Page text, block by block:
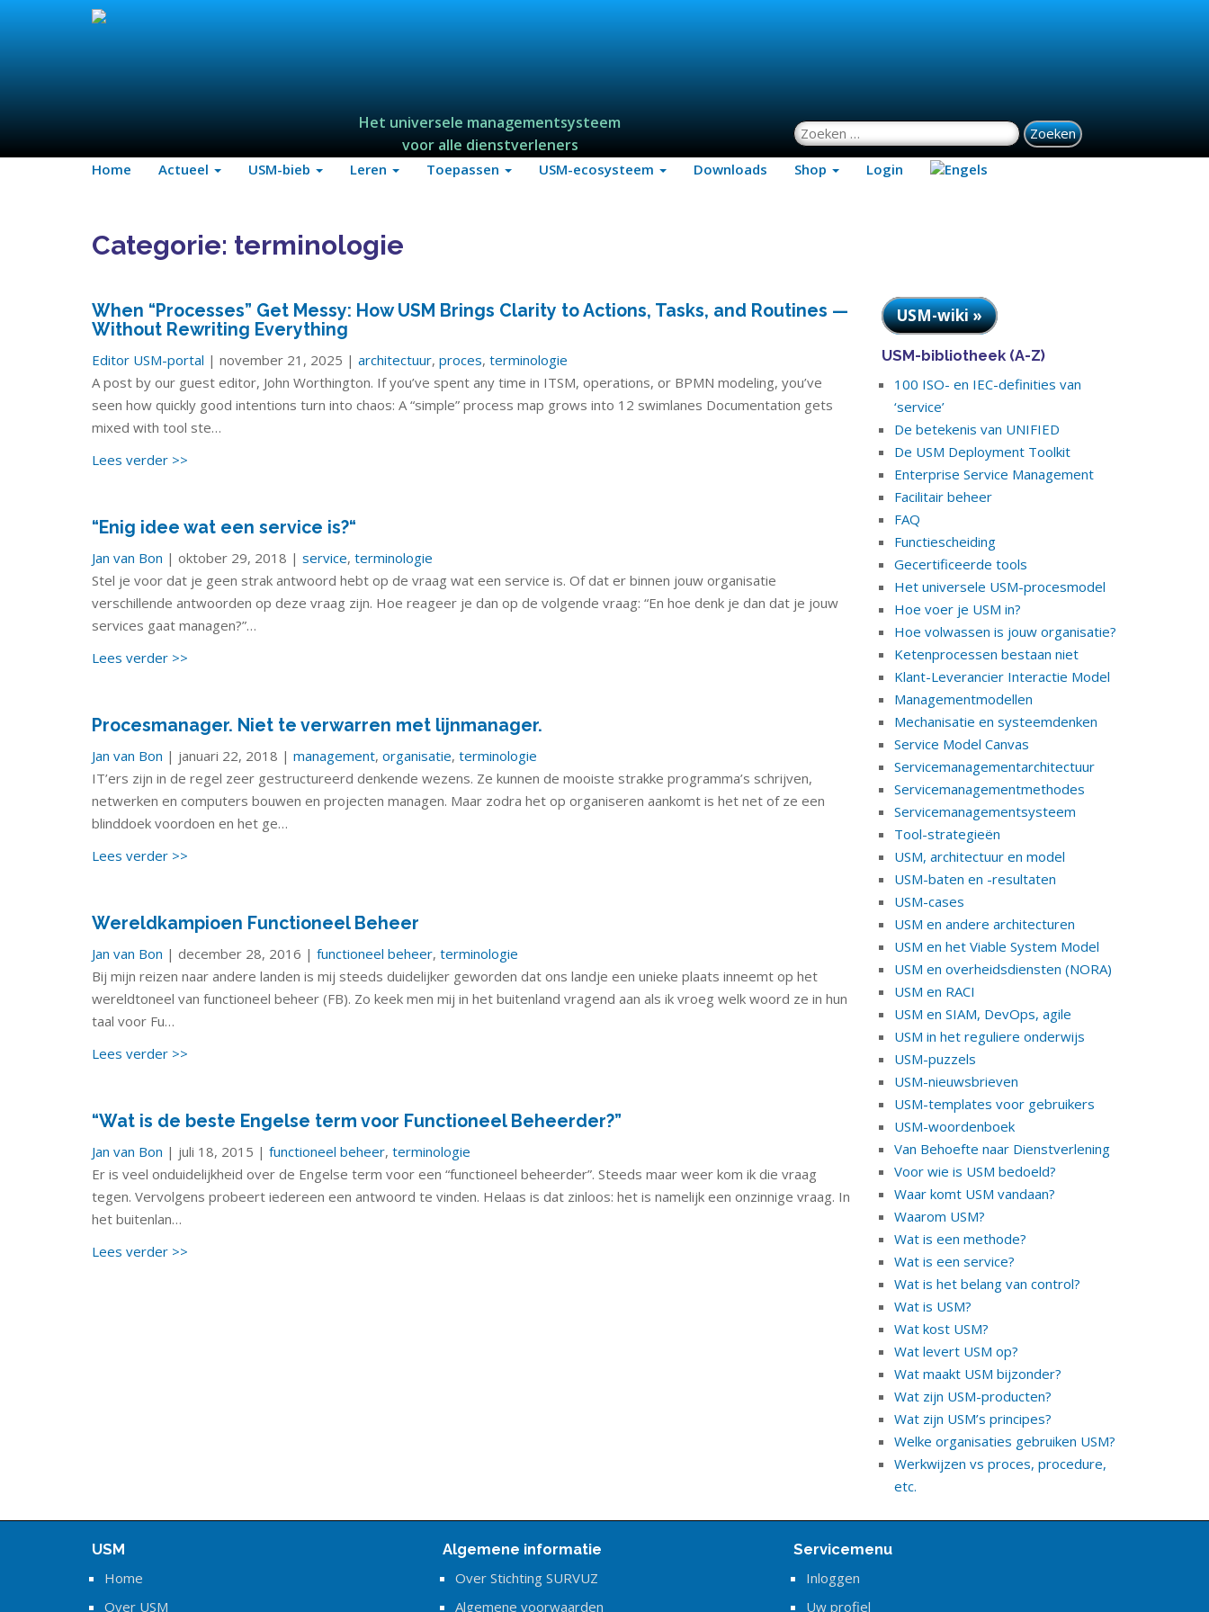
Het universele managementsysteem
voor alle dienstverleners
Zoeken naar:
Home Actueel USM-bieb Leren Toepassen USM-ecosysteem Downloads Shop Login
Categorie: terminologie
When “Processes” Get Messy: How USM Brings Clarity to Actions, Tasks, and Routines —
Without Rewriting Everything
Editor USM-portal | november 21, 2025 | architectuur, proces, terminologie
A post by our guest editor, John Worthington. If you’ve spent any time in ITSM, operations, or BPMN modeling, you’ve
seen how quickly good intentions turn into chaos: A “simple” process map grows into 12 swimlanes Documentation gets
mixed with tool ste…
Lees verder >>
“Enig idee wat een service is?“
Jan van Bon | oktober 29, 2018 | service, terminologie
Stel je voor dat je geen strak antwoord hebt op de vraag wat een service is. Of dat er binnen jouw organisatie
verschillende antwoorden op deze vraag zijn. Hoe reageer je dan op de volgende vraag: “En hoe denk je dan dat je jouw
services gaat managen?”…
Lees verder >>
Procesmanager. Niet te verwarren met lijnmanager.
Jan van Bon | januari 22, 2018 | management, organisatie, terminologie
IT’ers zijn in de regel zeer gestructureerd denkende wezens. Ze kunnen de mooiste strakke programma’s schrijven,
netwerken en computers bouwen en projecten managen. Maar zodra het op organiseren aankomt is het net of ze een
blinddoek voordoen en het ge…
Lees verder >>
Wereldkampioen Functioneel Beheer
Jan van Bon | december 28, 2016 | functioneel beheer, terminologie
Bij mijn reizen naar andere landen is mij steeds duidelijker geworden dat ons landje een unieke plaats inneemt op het
wereldtoneel van functioneel beheer (FB). Zo keek men mij in het buitenland vragend aan als ik vroeg welk woord ze in hun
taal voor Fu…
Lees verder >>
“Wat is de beste Engelse term voor Functioneel Beheerder?”
Jan van Bon | juli 18, 2015 | functioneel beheer, terminologie
Er is veel onduidelijkheid over de Engelse term voor een “functioneel beheerder”. Steeds maar weer kom ik die vraag
tegen. Vervolgens probeert iedereen een antwoord te vinden. Helaas is dat zinloos: het is namelijk een onzinnige vraag. In
het buitenlan…
Lees verder >>
USM-wiki »
USM-bibliotheek (A-Z)
100 ISO- en IEC-definities van
‘service’
De betekenis van UNIFIED
De USM Deployment Toolkit
Enterprise Service Management
Facilitair beheer
FAQ
Functiescheiding
Gecertificeerde tools
Het universele USM-procesmodel
Hoe voer je USM in?
Hoe volwassen is jouw organisatie?
Ketenprocessen bestaan niet
Klant-Leverancier Interactie Model
Managementmodellen
Mechanisatie en systeemdenken
Service Model Canvas
Servicemanagementarchitectuur
Servicemanagementmethodes
Servicemanagementsysteem
Tool-strategieën
USM, architectuur en model
USM-baten en -resultaten
USM-cases
USM en andere architecturen
USM en het Viable System Model
USM en overheidsdiensten (NORA)
USM en RACI
USM en SIAM, DevOps, agile
USM in het reguliere onderwijs
USM-puzzels
USM-nieuwsbrieven
USM-templates voor gebruikers
USM-woordenboek
Van Behoefte naar Dienstverlening
Voor wie is USM bedoeld?
Waar komt USM vandaan?
Waarom USM?
Wat is een methode?
Wat is een service?
Wat is het belang van control?
Wat is USM?
Wat kost USM?
Wat levert USM op?
Wat maakt USM bijzonder?
Wat zijn USM-producten?
Wat zijn USM’s principes?
Welke organisaties gebruiken USM?
Werkwijzen vs proces, procedure,
etc.
USM
Home
Over USM
Algemene informatie
Over Stichting SURVUZ
Algemene voorwaarden
Servicemenu
Inloggen
Uw profiel